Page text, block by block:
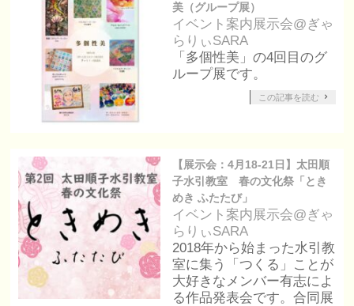
美（グループ展）
イベント案内展示会@ぎゃ
らりぃSARA
「多個性美」の4回目のグ
ループ展です。
この記事を読む
【展示会：4月18-21日】太田順
子水引教室 春の文化祭「とき
めき ふたたび」
イベント案内展示会@ぎゃ
らりぃSARA
2018年から始まった水引教
室に集う「つくる」ことが
大好きなメンバー有志によ
る作品発表会です。合同展